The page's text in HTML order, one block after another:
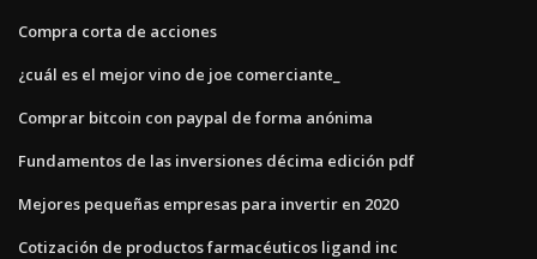
Compra corta de acciones
¿cuál es el mejor vino de joe comerciante_
Comprar bitcoin con paypal de forma anónima
Fundamentos de las inversiones décima edición pdf
Mejores pequeñas empresas para invertir en 2020
Cotización de productos farmacéuticos ligand inc